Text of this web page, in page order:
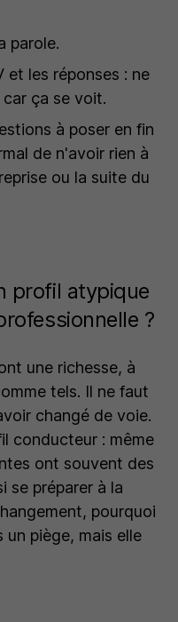
parole.
et les réponses : ne
ça se voit.
à poser en fin
de n'avoir rien à
ou la suite du
profil atypique
?
une richesse, à
tels. Il ne faut
changé de voie.
conducteur : même
ont souvent des
se préparer à la
pourquoi
un piège, mais elle